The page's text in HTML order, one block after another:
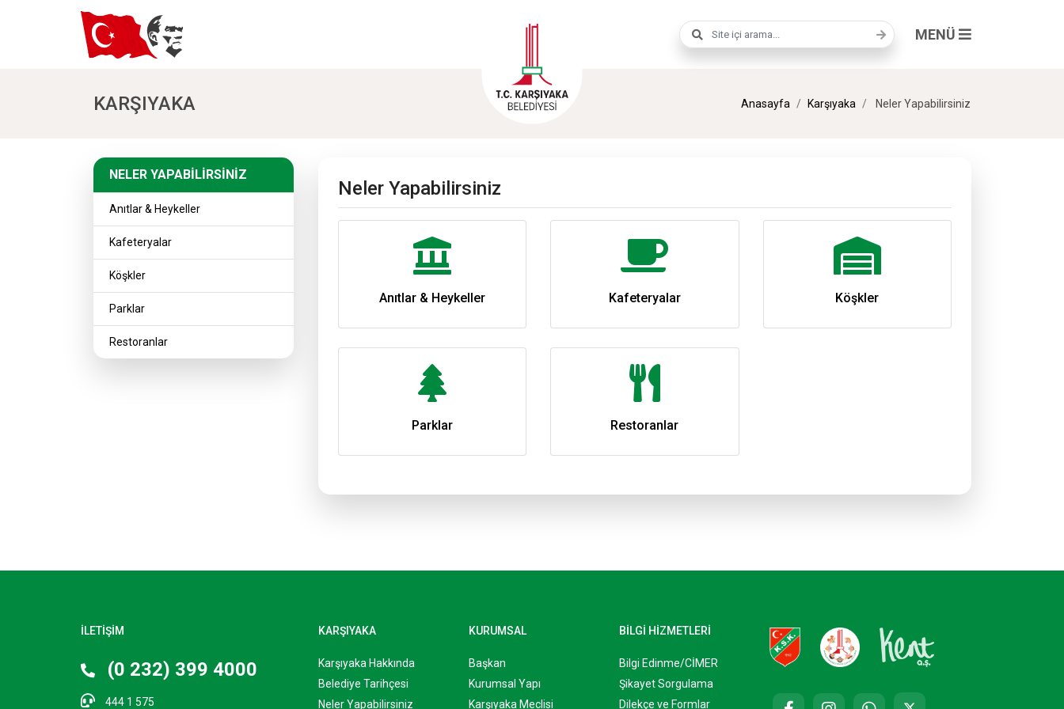
Arama terimi MENÜ
KARŞIYAKA Anasayfa Karşıyaka Neler Yapabilirsiniz
NELER YAPABİLİRSİNİZ
NELER YAPABİLİRSİNİZ
Anıtlar & Heykeller
Kafeteryalar
Köşkler
Parklar
Restoranlar
Neler Yapabilirsiniz
Anıtlar & Heykeller Kafeteryalar Köşkler
Parklar Restoranlar
İLETİŞİM
(0 232) 399 4000
444 1 575
KARŞIYAKA
Karşıyaka Hakkında
Belediye Tarihçesi
Neler Yapabilirsiniz
KURUMSAL
Başkan
Kurumsal Yapı
Karşıyaka Meclisi
BİLGİ HİZMETLERİ
Bilgi Edinme/CİMER
Şikayet Sorgulama
Dilekçe ve Formlar